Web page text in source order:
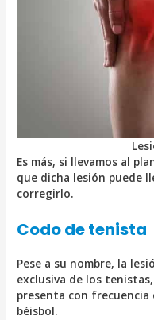
Es más, si llevamos al
que dicha lesión puede
corregirlo.
Codo de tenista
Pese a su nombre, la
exclusiva de los
presenta con
béisbol.